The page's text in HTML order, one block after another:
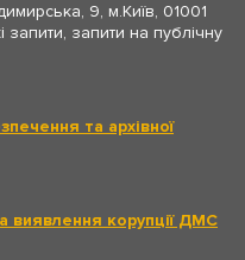
9, м.Київ, 01001
запити на публічну
та архівної
виявлення корупції ДМС